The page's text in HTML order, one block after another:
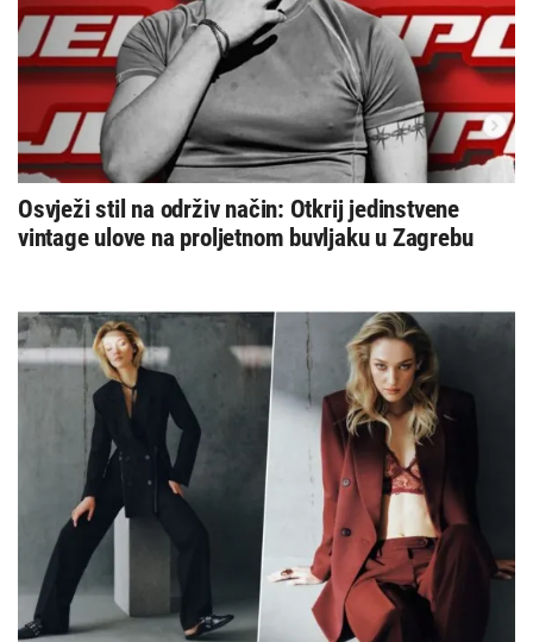
Osvježi stil na održiv način: Otkrij jedinstvene
vintage ulove na proljetnom buvljaku u Zagrebu